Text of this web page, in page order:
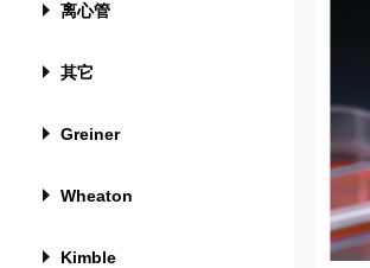
离心管
其它
Greiner
Wheaton
Kimble